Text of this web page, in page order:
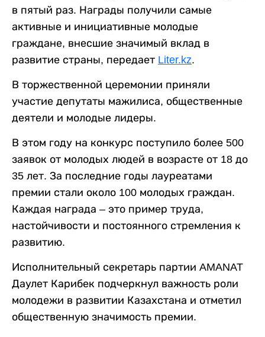
в пятый раз. Награды получили самые
активные и инициативные молодые
граждане, внесшие значимый вклад в
развитие страны, передает Liter.kz.
В торжественной церемонии приняли
участие депутаты мажилиса, общественные
деятели и молодые лидеры.
В этом году на конкурс поступило более 500
заявок от молодых людей в возрасте от 18 до
35 лет. За последние годы лауреатами
премии стали около 100 молодых граждан.
Каждая награда – это пример труда,
настойчивости и постоянного стремления к
развитию.
Исполнительный секретарь партии AMANAT
Даулет Карибек подчеркнул важность роли
молодежи в развитии Казахстана и отметил
общественную значимость премии.